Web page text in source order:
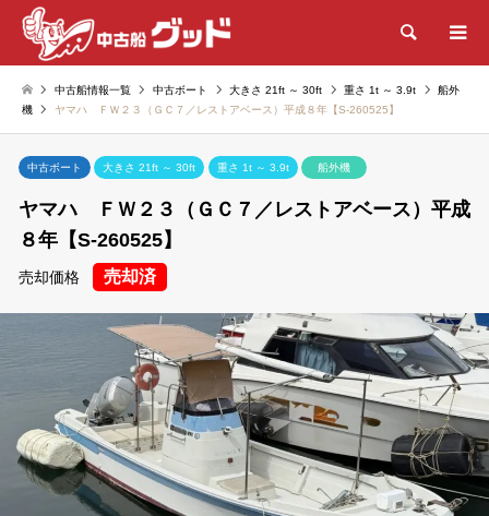
検索
中古船情報一覧 中古ボート 大きさ 21ft ～ 30ft 重さ 1t ～ 3.9t
船外
機
ヤマハ ＦＷ２３（ＧＣ７／レストアベース）平成８年【S-260525】
中古ボート 大きさ 21ft ～ 30ft 重さ 1t ～ 3.9t 船外機
ヤマハ ＦＷ２３（ＧＣ７／レストアベース）平成
８年【S-260525】
売却価格 売却済